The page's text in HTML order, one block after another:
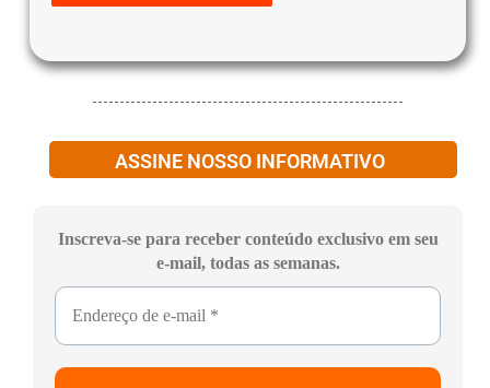
ASSINE NOSSO INFORMATIVO
Inscreva-se para receber conteúdo exclusivo em seu
e-mail, todas as semanas.